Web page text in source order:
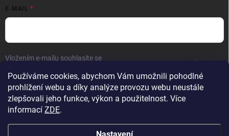
Používáme cookies, abychom Vám umožnili pohodlné
prohlížení webu a díky analýze provozu webu neustále
zlepšovali jeho funkce, výkon a použitelnost. Více
informací ZDE.
E-MAIL
Vložením e-mailu souhlasíte se .
Přihlásit se